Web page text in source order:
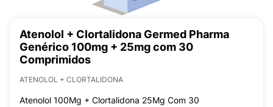
Atenolol + Clortalidona Germed Pharma
Genérico 100mg + 25mg com 30
Comprimidos
ATENOLOL + CLORTALIDONA
Atenolol 100Mg + Clortalidona 25Mg Com 30